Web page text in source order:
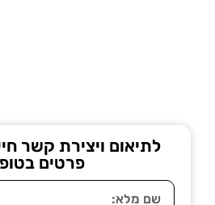
לתיאום ויצירת קשר
פרטים